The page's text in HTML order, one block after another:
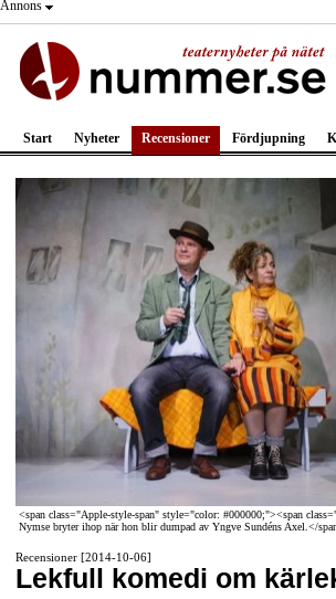
Annons
Start Nyheter Recensioner Fördjupning
<span class="Apple-style-span" style="color: #000000;"><span
Nymse bryter ihop när hon blir dumpad av Yngve Sundéns Axel.</
Recensioner [2014-10-06]
Lekfull komedi om